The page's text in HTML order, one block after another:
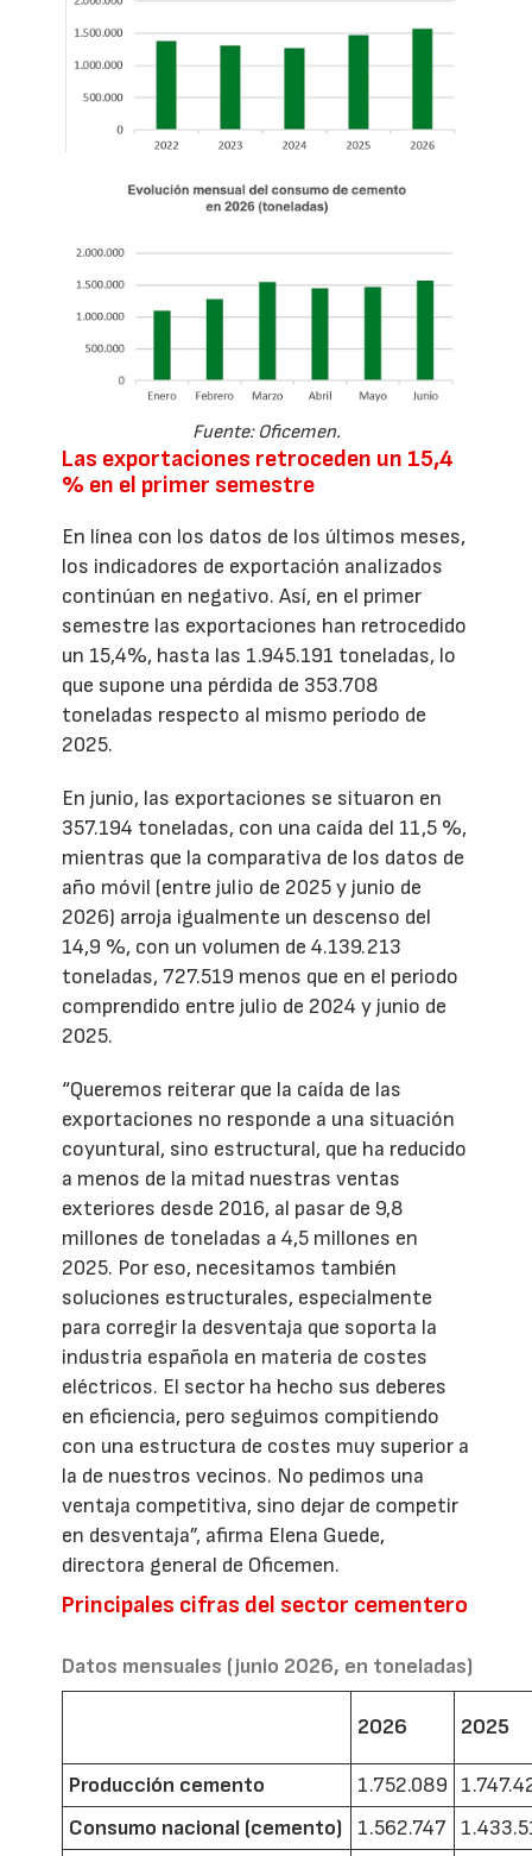
Fuente: Oficemen.
Las exportaciones retroceden un 15,4
% en el primer semestre
En línea con los datos de los últimos meses,
los indicadores de exportación analizados
continúan en negativo. Así, en el primer
semestre las exportaciones han retrocedido
un 15,4%, hasta las 1.945.191 toneladas, lo
que supone una pérdida de 353.708
toneladas respecto al mismo período de
2025.
En junio, las exportaciones se situaron en
357.194 toneladas, con una caída del 11,5 %,
mientras que la comparativa de los datos de
año móvil (entre julio de 2025 y junio de
2026) arroja igualmente un descenso del
14,9 %, con un volumen de 4.139.213
toneladas, 727.519 menos que en el periodo
comprendido entre julio de 2024 y junio de
2025.
“Queremos reiterar que la caída de las
exportaciones no responde a una situación
coyuntural, sino estructural, que ha reducido
a menos de la mitad nuestras ventas
exteriores desde 2016, al pasar de 9,8
millones de toneladas a 4,5 millones en
2025. Por eso, necesitamos también
soluciones estructurales, especialmente
para corregir la desventaja que soporta la
industria española en materia de costes
eléctricos. El sector ha hecho sus deberes
en eficiencia, pero seguimos compitiendo
con una estructura de costes muy superior a
la de nuestros vecinos. No pedimos una
ventaja competitiva, sino dejar de competir
en desventaja”, afirma Elena Guede,
directora general de Oficemen.
Principales cifras del sector cementero
Datos mensuales (junio 2026, en toneladas)
2026 2025
Producción cemento 1.752.089
Consumo nacional (cemento)
1.562.747